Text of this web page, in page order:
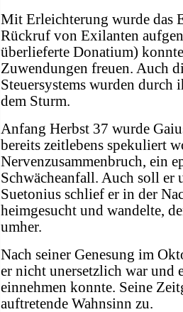
Mit Erleichterung wurde das
Rückruf von Exilanten
überlieferte Donatium)
Zuwendungen freuen. Auch
Steuersystems wurden durch
dem Sturm.
Anfang Herbst 37 wurde
bereits zeitlebens spekuliert
Nervenzusammenbruch, ein
Schwächeanfall. Auch soll
Suetonius schlief er in der
heimgesucht und wandelte,
umher.
Nach seiner Genesung im
er nicht unersetzlich war und
einnehmen konnte. Seine
auftretende Wahnsinn zu.